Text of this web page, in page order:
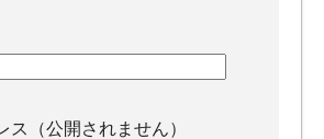
ス（公開されません）